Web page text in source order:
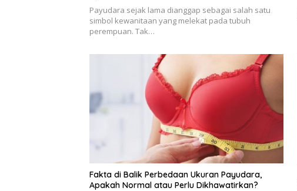
Payudara sejak lama dianggap sebagai salah satu
simbol kewanitaan yang melekat pada tubuh
perempuan. Tak…
Fakta di Balik Perbedaan Ukuran Payudara,
Apakah Normal atau Perlu Dikhawatirkan?